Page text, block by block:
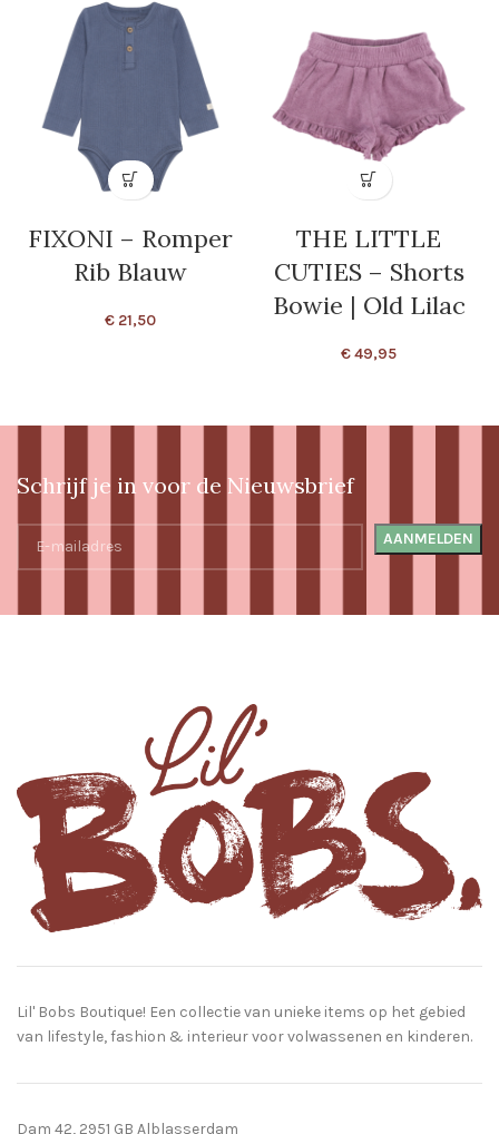
FIXONI – Romper
Rib Blauw
€ 21,50
THE LITTLE
CUTIES – Shorts
Bowie | Old Lilac
€49,95
Schrijf je in voor de Nieuwsbrief
Lil' Bobs Boutique! Een collectie van unieke items op het gebied
van lifestyle, fashion & interieur voor volwassenen en kinderen.
Dam 42, 2951 GB Alblasserdam